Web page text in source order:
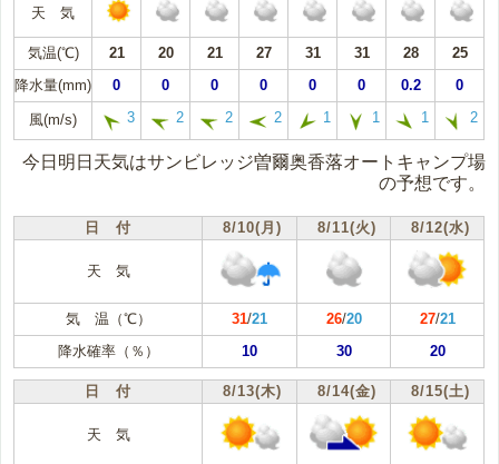
天 気
気温(℃) 21 20 21 27 31 31 28
25
降水量(mm)
0 0 0 0 0 0 0.2 0
風(m/s) 3 2 2 2 1 1 1 2
今日明日天気はサンビレッジ曽爾奥香落オートキャンプ場
の予想です。
日 付 8/10(月) 8/11(火) 8/12(水)
天 気
気 温（℃） 31/21 26/20 27/21
降水確率（％）
10 30 20
日 付 8/13(木) 8/14(金) 8/15(土)
天 気